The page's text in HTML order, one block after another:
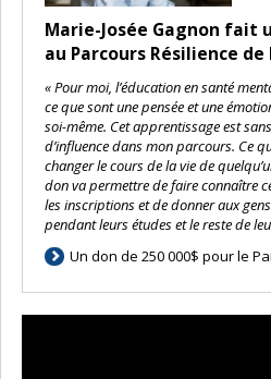
Marie-Josée Gagnon fait
au Parcours Résilience de
« Pour moi, l’éducation en santé
ce que sont une pensée et une
soi-même. Cet apprentissage est
d’influence dans mon parcours. Ce
changer le cours de la vie de
don va permettre de faire connaître
les inscriptions et de donner aux
pendant leurs études et le reste de
Un don de 250 000$ pour le